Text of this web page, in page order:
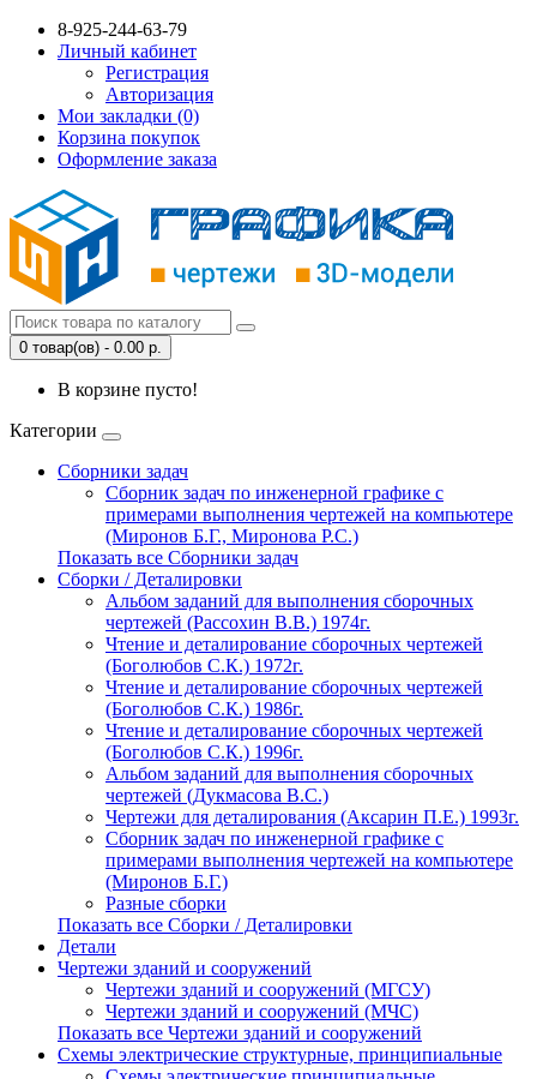
8-925-244-63-79
Личный кабинет
Регистрация
Авторизация
Мои закладки (0)
Корзина покупок
Оформление заказа
0 товар(ов) - 0.00 р.
В корзине пусто!
Категории
Сборники задач
Сборник задач по инженерной графике с
примерами выполнения чертежей на компьютере
(Миронов Б.Г., Миронова Р.С.)
Показать все Сборники задач
Сборки / Деталировки
Альбом заданий для выполнения сборочных
чертежей (Рассохин В.В.) 1974г.
Чтение и деталирование сборочных чертежей
(Боголюбов С.К.) 1972г.
Чтение и деталирование сборочных чертежей
(Боголюбов С.К.) 1986г.
Чтение и деталирование сборочных чертежей
(Боголюбов С.К.) 1996г.
Альбом заданий для выполнения сборочных
чертежей (Дукмасова В.С.)
Чертежи для деталирования (Аксарин П.Е.) 1993г.
Сборник задач по инженерной графике с
примерами выполнения чертежей на компьютере
(Миронов Б.Г.)
Разные сборки
Показать все Сборки / Деталировки
Детали
Чертежи зданий и сооружений
Чертежи зданий и сооружений (МГСУ)
Чертежи зданий и сооружений (МЧС)
Показать все Чертежи зданий и сооружений
Схемы электрические структурные, принципиальные